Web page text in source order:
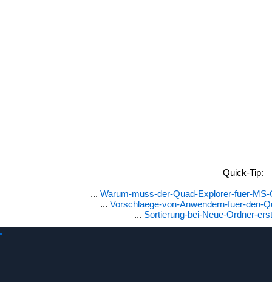
Quick-Tip:
... Warum-muss-der-Quad-Explorer-fuer-
... Vorschlaege-von-Anwendern-fuer-den-
... Sortierung-bei-Neue-Ordner-